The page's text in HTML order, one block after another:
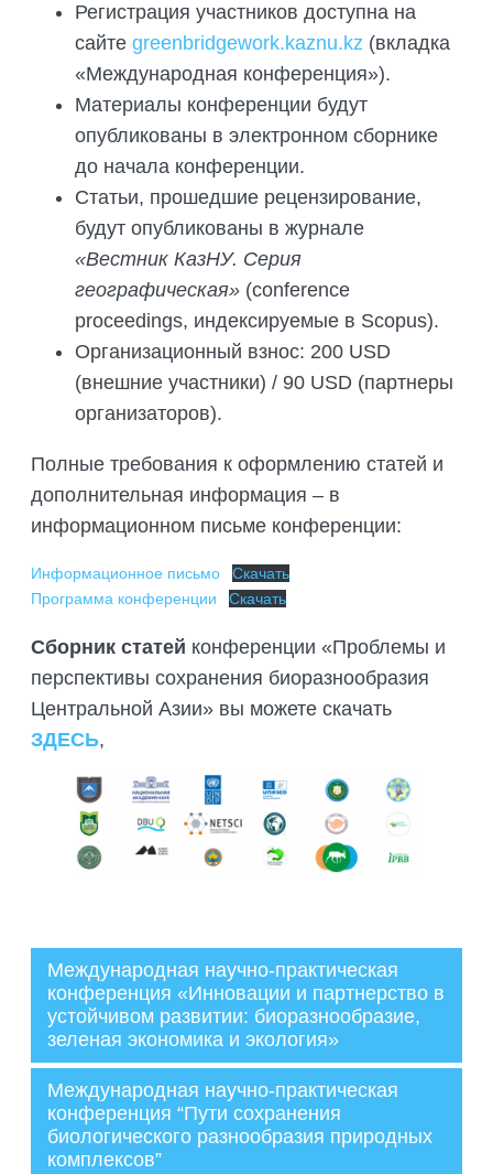
Регистрация участников доступна на
сайте greenbridgework.kaznu.kz (вкладка
«Международная конференция»).
Материалы конференции будут
опубликованы в электронном сборнике
до начала конференции.
Статьи, прошедшие рецензирование,
будут опубликованы в журнале
«Вестник КазНУ. Серия
географическая» (conference
proceedings, индексируемые в Scopus).
Организационный взнос: 200 USD
(внешние участники) / 90 USD (партнеры
организаторов).
Полные требования к оформлению статей и
дополнительная информация – в
информационном письме конференции:
Информационное письмо
Скачать
Программа конференции
Скачать
Сборник статей конференции «Проблемы и
перспективы сохранения биоразнообразия
Центральной Азии» вы можете скачать
ЗДЕСЬ,
Администратор
18.08.2025
Международная научно-практическая
конференция «Инновации и партнерство в
устойчивом развитии: биоразнообразие,
зеленая экономика и экология»
Международная научно-практическая
конференция “Пути сохранения
биологического разнообразия природных
комплексов”